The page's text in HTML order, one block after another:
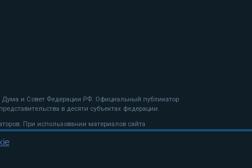
Дума и Совет Федерации РФ. Официальный публикатор
в десяти субъектах федерации.
При использовании материалов сайта